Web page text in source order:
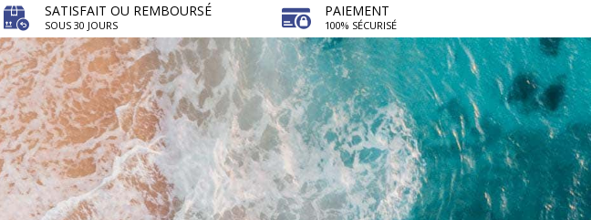
SATISFAIT OU REMBOURSÉ
SOUS 30 JOURS
PAIEMENT
100% SÉCURISÉ